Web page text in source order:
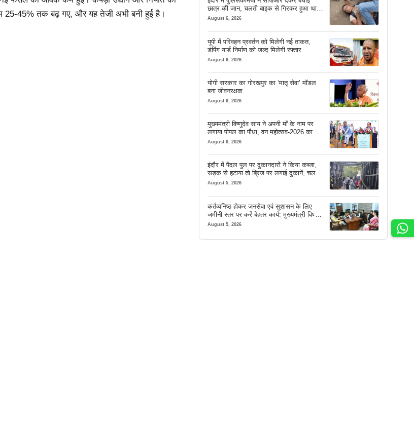
45% तक बढ़ गए, और यह तेजी अभी बनी हुई है।
छात्र की जान, चलती बाइक से गिरकर हुआ था
बेहोश
August 6, 2026
यूपी में परिवहन प्रवर्तन को मिलेगी नई ताकत,
डंपिंग यार्ड निर्माण को जल्द मिलेगी रफ्तार
August 6, 2026
योगी सरकार का गोरखपुर का ‘मातृ सेवा’ मॉडल
बना जीवनरक्षक
August 6, 2026
मुख्यमंत्री विष्णुदेव साय ने अपनी माँ के नाम पर
लगाया पीपल का पौधा, वन महोत्सव-2026 का हुआ
शुभारंभ
August 6, 2026
इंदौर में पैदल पुल पर दुकानदारों ने किया कब्जा,
सड़क से हटाया तो ब्रिज पर लगाई दुकानें, चलने
की जगह भी नहीं मिल रही
August 5, 2026
कर्तव्यनिष्ठ होकर जनसेवा एवं सुशासन के लिए
जमीनी स्तर पर करें बेहतर कार्य: मुख्यमंत्री विष्णु
देव साय
August 5, 2026